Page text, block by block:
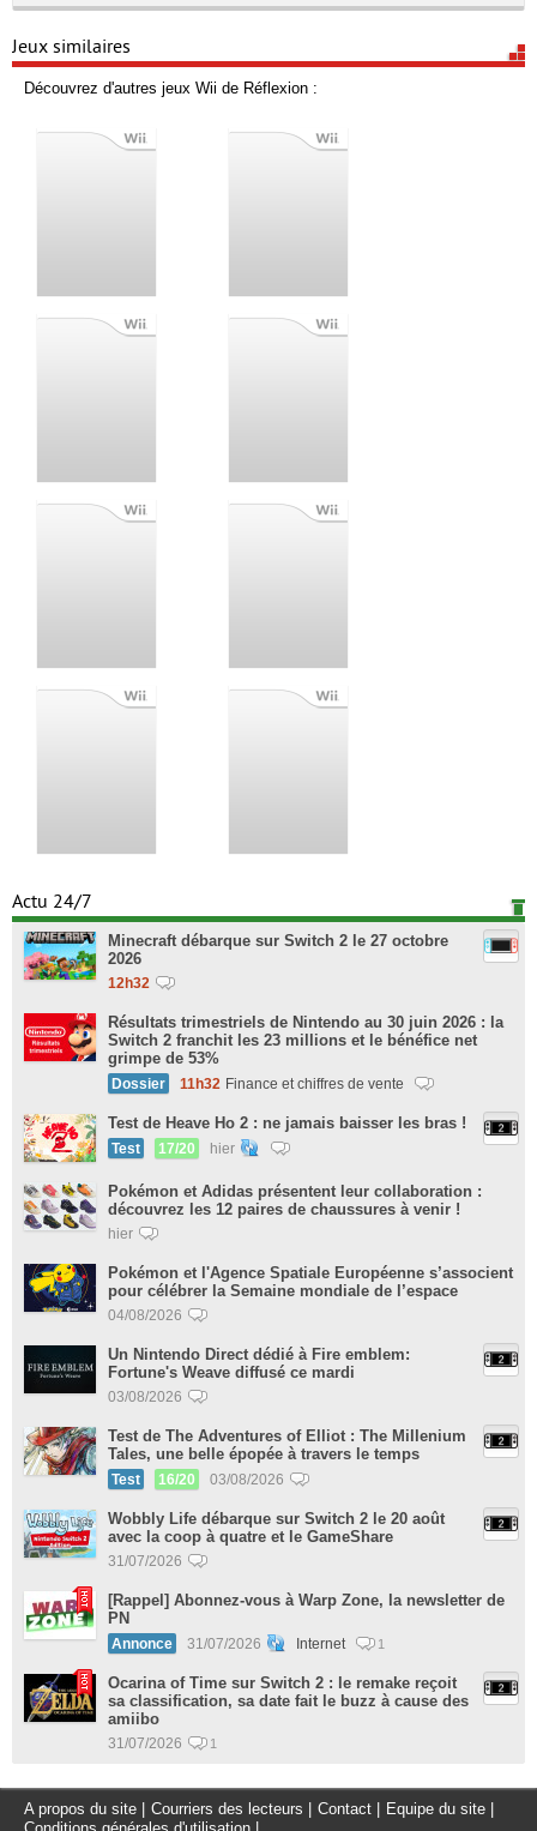
Jeux similaires
Découvrez d'autres jeux Wii de Réflexion :
Actu 24/7
Minecraft débarque sur Switch 2 le 27 octobre
2026
12h32
Résultats trimestriels de Nintendo au 30 juin 2026 : la
Switch 2 franchit les 23 millions et le bénéfice net
grimpe de 53%
Dossier 11h32 Finance et chiffres de vente
Test de Heave Ho 2 : ne jamais baisser les bras !
Test 17/20 hier
Pokémon et Adidas présentent leur collaboration :
découvrez les 12 paires de chaussures à venir !
hier
Pokémon et l'Agence Spatiale Européenne s’associent
pour célébrer la Semaine mondiale de l’espace
04/08/2026
Un Nintendo Direct dédié à Fire emblem:
Fortune's Weave diffusé ce mardi
03/08/2026
Test de The Adventures of Elliot : The Millenium
Tales, une belle épopée à travers le temps
Test 16/20 03/08/2026
Wobbly Life débarque sur Switch 2 le 20 août
avec la coop à quatre et le GameShare
31/07/2026
[Rappel] Abonnez-vous à Warp Zone, la newsletter de
PN
Annonce 31/07/2026 Internet 1
Ocarina of Time sur Switch 2 : le remake reçoit
sa classification, sa date fait le buzz à cause des
amiibo
31/07/2026 1
A propos du site Courriers des lecteurs Contact Equipe du site